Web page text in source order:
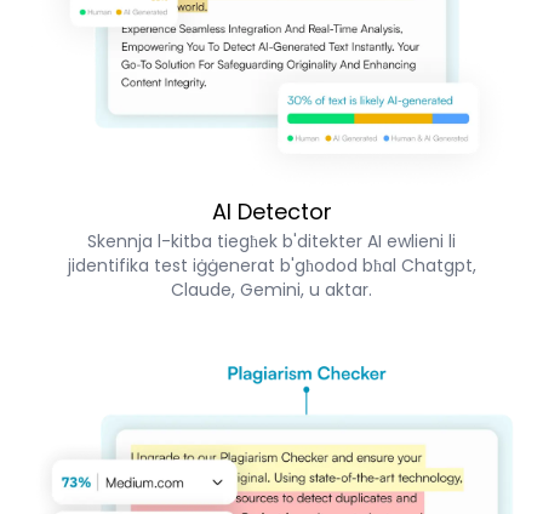
AI Detector
Skennja l-kitba tiegħek b'ditekter AI ewlieni li
jidentifika test iġġenerat b'għodod bħal Chatgpt,
Claude, Gemini, u aktar.